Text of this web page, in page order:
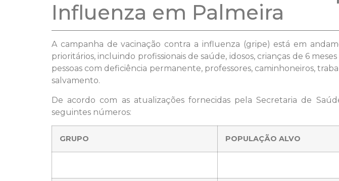
Influenza em Palmeira
A campanha de vacinação contra a influenza (gripe) está em
prioritários, incluindo profissionais de saúde, idosos, crianças de 6
pessoas com deficiência permanente, professores, caminhoneiros,
salvamento.
De acordo com as atualizações fornecidas pela Secretaria de
seguintes números:
GRUPO POPULAÇÃO ALVO